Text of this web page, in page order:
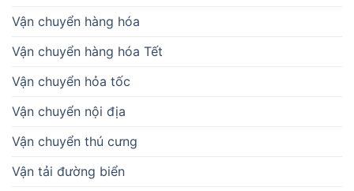
Vận chuyển hàng hóa
Vận chuyển hàng hóa Tết
Vận chuyển hỏa tốc
Vận chuyển nội địa
Vận chuyển thú cưng
Vận tải đường biển